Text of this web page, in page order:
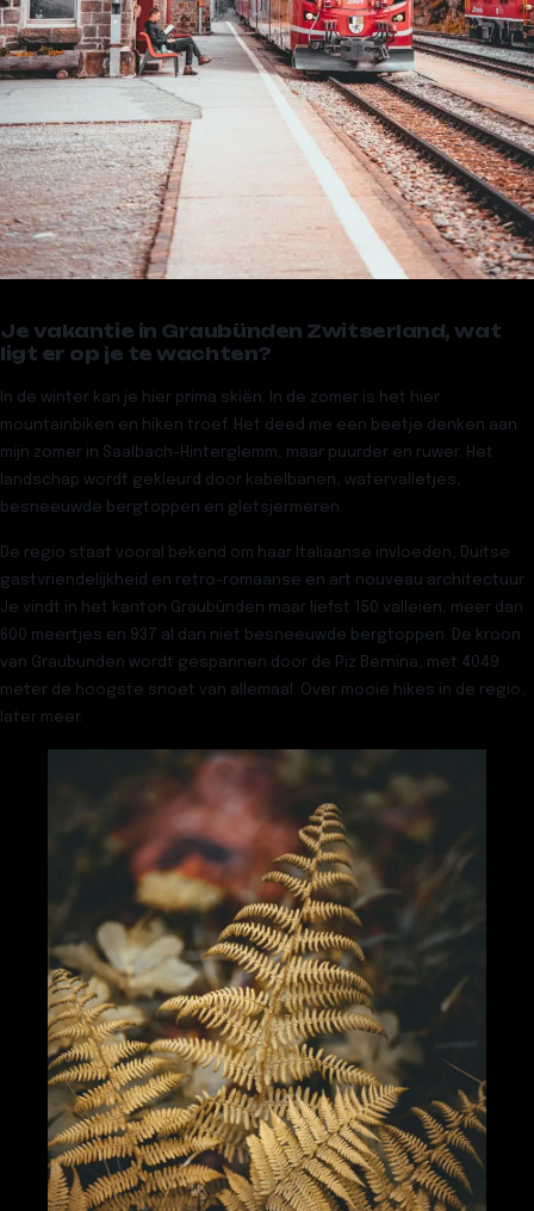
Je vakantie in Graubünden Zwitserland, wat
ligt er op je te wachten?
In de winter kan je hier prima skiën. In de zomer is het hier
mountainbiken en hiken troef. Het deed me een beetje denken aan
mijn zomer in Saalbach-Hinterglemm, maar puurder en ruwer. Het
landschap wordt gekleurd door kabelbanen, watervalletjes,
besneeuwde bergtoppen en gletsjermeren.
De regio staat vooral bekend om haar Italiaanse invloeden, Duitse
gastvriendelijkheid en retro-romaanse en art nouveau architectuur.
Je vindt in het kanton Graubünden maar liefst 150 valleien, meer dan
600 meertjes en 937 al dan niet besneeuwde bergtoppen. De kroon
van Graubunden wordt gespannen door de Piz Bernina, met 4049
meter de hoogste snoet van allemaal. Over mooie hikes in de regio,
later meer.